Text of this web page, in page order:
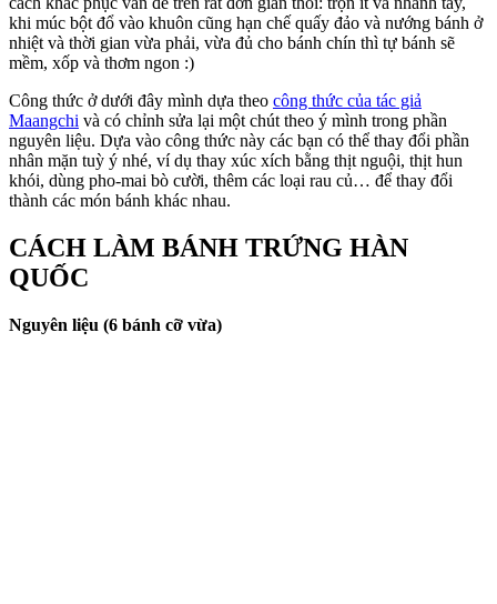
khi múc bột đổ vào khuôn cũng hạn chế quấy đảo và nướng bánh ở
nhiệt và thời gian vừa phải, vừa đủ cho bánh chín thì tự bánh sẽ
mềm, xốp và thơm ngon :)
Công thức ở dưới đây mình dựa theo công thức của tác giả
Maangchi và có chỉnh sửa lại một chút theo ý mình trong phần
nguyên liệu. Dựa vào công thức này các bạn có thể thay đổi phần
nhân mặn tuỳ ý nhé, ví dụ thay xúc xích bằng thịt nguội, thịt hun
khói, dùng pho-mai bò cười, thêm các loại rau củ… để thay đổi
thành các món bánh khác nhau.
CÁCH LÀM BÁNH TRỨNG HÀN
QUỐC
Nguyên liệu (6 bánh cỡ vừa)